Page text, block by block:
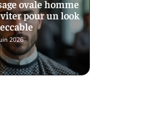
ovale homme
pour un look
2026